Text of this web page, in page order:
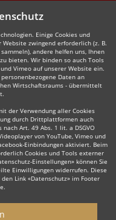
Einige Cookies und
zwingend erforderlich (z. B.
andere helfen uns, Ihnen
bieten. Wir binden so auch Tools
Vimeo auf unserer Website ein.
Daten an
Wirtschaftsraums - übermittelt
der Verwendung aller Cookies
durch Drittplattformen auch
Art. 49 Abs. 1 lit. a DSGVO
von YouTube, Vimeo und
Einbindungen aktiviert. Beim
Cookies und Tools externer
Einstellungen» können Sie
Einwilligungen widerrufen. Diese
Link «Datenschutz» im Footer